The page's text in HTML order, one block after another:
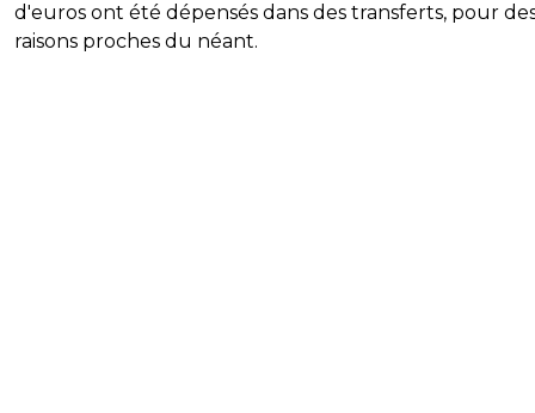
d'euros ont été dépensés dans des transferts, pour
raisons proches du néant.